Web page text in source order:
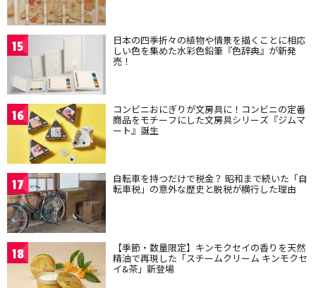
15 日本の四季折々の植物や情景を描くことに相応
しい色を集めた水彩色鉛筆『色辞典』が新発
売！
16 コンビニおにぎりが文房具に！コンビニの定番
商品をモチーフにした文房具シリーズ『ジムマ
ート』誕生
17 自転車を持つだけで税金？ 昭和まで続いた「自
転車税」の意外な歴史と脱税が横行した理由
18 【季節・数量限定】キンモクセイの香りを天然
精油で再現した「スチームクリーム キンモクセ
イ&茶」新登場